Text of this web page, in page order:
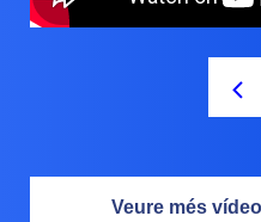
<
Veure més